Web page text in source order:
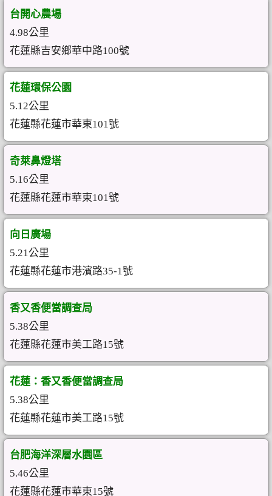
台開心農場
4.98公里
花蓮縣吉安鄉華中路100號
花蓮環保公園
5.12公里
花蓮縣花蓮市華東101號
奇萊鼻燈塔
5.16公里
花蓮縣花蓮市華東101號
向日廣場
5.21公里
花蓮縣花蓮市港濱路35-1號
香又香便當調查局
5.38公里
花蓮縣花蓮市美工路15號
花蓮：香又香便當調查局
5.38公里
花蓮縣花蓮市美工路15號
台肥海洋深層水園區
5.46公里
花蓮縣花蓮市華東15號